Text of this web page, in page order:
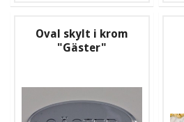
Oval skylt i krom
"Gäster"